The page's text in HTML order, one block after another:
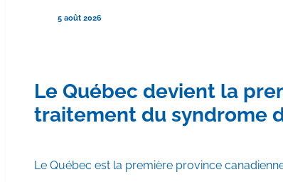
5 août 2026
Le Québec devient la
traitement du syndrome
Le Québec est la première province